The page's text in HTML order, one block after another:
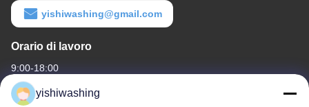
yishiwashing@gmail.com
Orario di lavoro
9:00-18:00
Il nostro indirizzo
yishiwashing